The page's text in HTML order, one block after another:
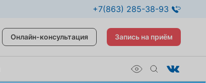
+7(863) 285-38-93
Онлайн-консультация Запись на приём